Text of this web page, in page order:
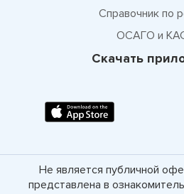
Справочник по
ОСАГО и
Скачать
Не является публичной
представлена в